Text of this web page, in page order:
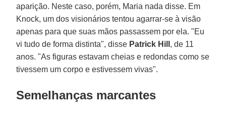
aparição. Neste caso, porém, Maria nada disse. Em
Knock, um dos visionários tentou agarrar-se à visão
apenas para que suas mãos passassem por ela. "Eu
vi tudo de forma distinta", disse Patrick Hill , de 11
anos. "As figuras estavam cheias e redondas como se
tivessem um corpo e estivessem vivas".
Semelhanças marcantes